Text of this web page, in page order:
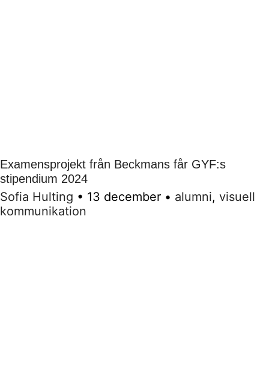
Examensprojekt från Beckmans får GYF:s
stipendium 2024
Sofia Hulting • 13 december • alumni, visuell
kommunikation